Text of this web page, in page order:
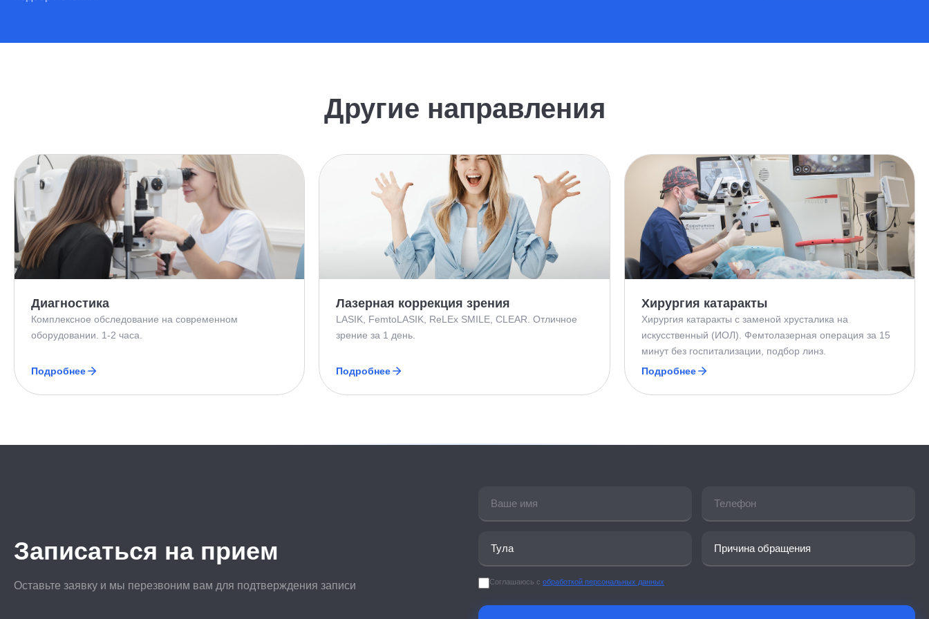
Другие направления
Диагностика
Комплексное обследование на современном
оборудовании. 1-2 часа.
Подробнее
Лазерная коррекция зрения
LASIK, FemtoLASIK, ReLEx SMILE, CLEAR. Отличное
зрение за 1 день.
Подробнее
Хирургия катаракты
Хирургия катаракты с заменой хрусталика на
искусственный (ИОЛ). Фемтолазерная операция за 15
минут без госпитализации, подбор линз.
Подробнее
Записаться на прием
Оставьте заявку и мы перезвоним вам для подтверждения записи Соглашаюсь с обработкой персональных данных